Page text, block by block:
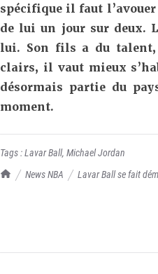
TrashTalk Actu NBA
News NBA
Lavar Ball se fait
spécifique il faut
de lui un jour sur deux.
lui. Son fils a du
clairs, il vaut mieux
désormais partie du
moment.
Tags :Lavar Ball, Michael Jordan